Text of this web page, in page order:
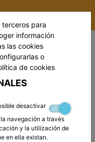
para
información
las cookies
o
de cookies
desactivar
navegación a través
y la utilización de
en ella existan.